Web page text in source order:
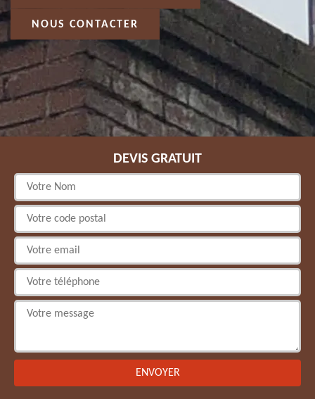
NOUS CONTACTER
DEVIS GRATUIT